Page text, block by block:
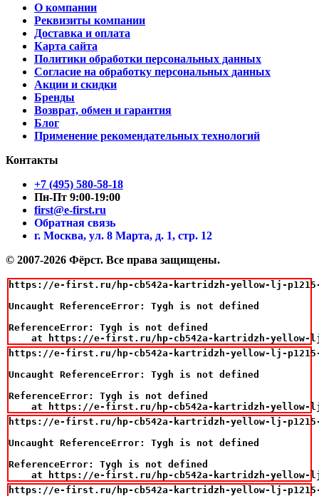
О компании
Реквизиты компании
Доставка и оплата
Карта сайта
Политики обработки персональных данных
Согласие на обработку персональных данных
Акции и скидки
Бренды
Возврат, обмен и гарантия
Блог
Применение рекомендательных технологий
Контакты
+7 (495) 580-58-18
Пн-Пт 9:00-19:00
first@e-first.ru
Обратная связь
г. Москва, ул. 8 Марта, д. 1, стр. 12
© 2007-2026 Фёрст. Все права защищены.
https://e-first.ru/hp-cb542a-kartridzh-yellow-lj-p1215-
Uncaught ReferenceError: Tygh is not defined
ReferenceError: Tygh is not defined
at https://e-first.ru/hp-cb542a-kartridzh-yellow-
https://e-first.ru/hp-cb542a-kartridzh-yellow-lj-p1215-
Uncaught ReferenceError: Tygh is not defined
ReferenceError: Tygh is not defined
at https://e-first.ru/hp-cb542a-kartridzh-yellow-
https://e-first.ru/hp-cb542a-kartridzh-yellow-lj-p1215-
Uncaught ReferenceError: Tygh is not defined
ReferenceError: Tygh is not defined
at https://e-first.ru/hp-cb542a-kartridzh-yellow-
https://e-first.ru/hp-cb542a-kartridzh-yellow-lj-p1215-